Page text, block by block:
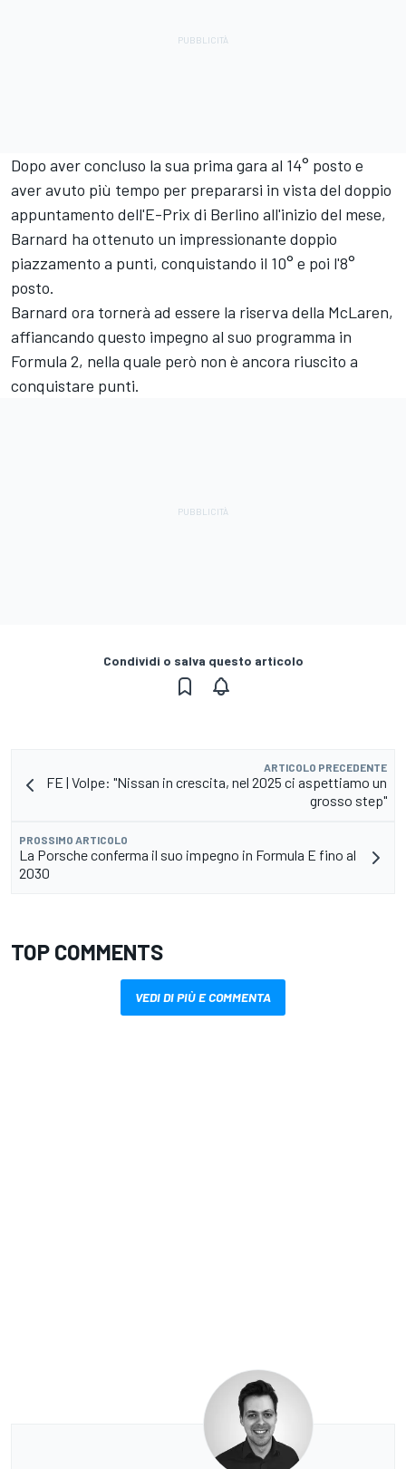
Dopo aver concluso la sua prima gara al 14° posto e
aver avuto più tempo per prepararsi in vista del doppio
appuntamento dell'E-Prix di Berlino all'inizio del mese,
Barnard ha ottenuto un impressionante doppio
piazzamento a punti, conquistando il 10° e poi l'8°
posto.
Barnard ora tornerà ad essere la riserva della McLaren,
affiancando questo impegno al suo programma in
Formula 2, nella quale però non è ancora riuscito a
conquistare punti.
Condividi o salva questo articolo
ARTICOLO PRECEDENTE
FE | Volpe: "Nissan in crescita, nel 2025 ci aspettiamo un
grosso step"
PROSSIMO ARTICOLO
La Porsche conferma il suo impegno in Formula E fino al
2030
TOP COMMENTS
VEDI DI PIÙ E COMMENTA